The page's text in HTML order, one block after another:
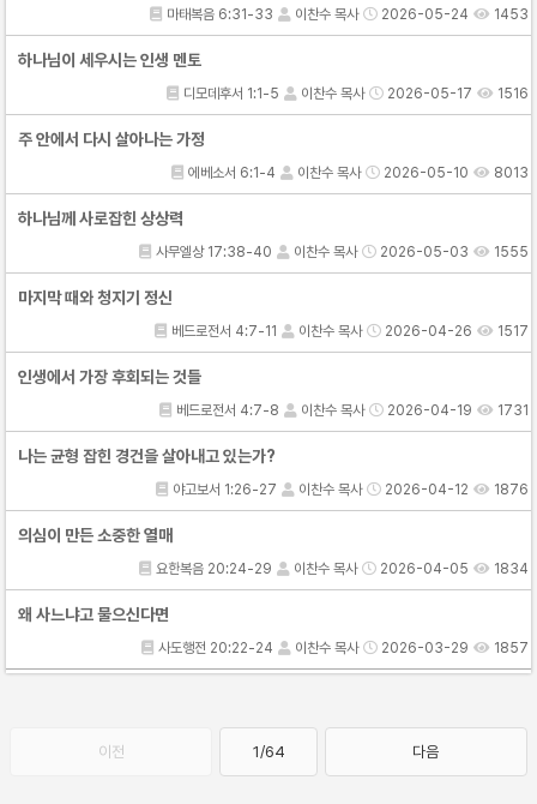
마태복음 6:31-33 이찬수 목사 2026-05-24 1453
하나님이 세우시는 인생 멘토
디모데후서 1:1-5 이찬수 목사 2026-05-17 1516
주 안에서 다시 살아나는 가정
에베소서 6:1-4 이찬수 목사 2026-05-10 8013
하나님께 사로잡힌 상상력
사무엘상 17:38-40 이찬수 목사 2026-05-03 1555
마지막 때와 청지기 정신
베드로전서 4:7-11 이찬수 목사 2026-04-26 1517
인생에서 가장 후회되는 것들
베드로전서 4:7-8 이찬수 목사 2026-04-19 1731
나는 균형 잡힌 경건을 살아내고 있는가?
야고보서 1:26-27 이찬수 목사 2026-04-12 1876
의심이 만든 소중한 열매
요한복음 20:24-29 이찬수 목사 2026-04-05 1834
왜 사느냐고 물으신다면
사도행전 20:22-24 이찬수 목사 2026-03-29 1857
이전 1/64 다음